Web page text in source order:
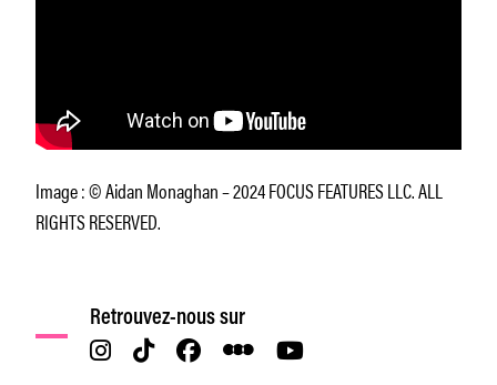
Image : © Aidan Monaghan – 2024 FOCUS FEATURES LLC. ALL
RIGHTS RESERVED.
Retrouvez-nous sur